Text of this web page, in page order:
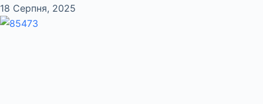
18 Серпня, 2025